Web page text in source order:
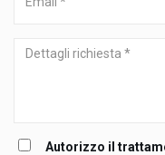
Dettagli
Autorizzo il